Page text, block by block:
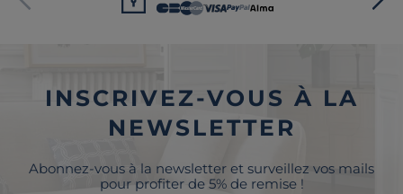
INSCRIVEZ-VOUS À LA
NEWSLETTER
Abonnez-vous à la newsletter et surveillez vos mails
pour profiter de 5% de remise !